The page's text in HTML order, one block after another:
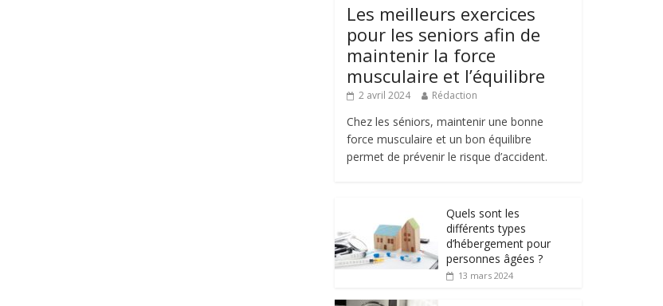
Les meilleurs exercices
pour les seniors afin de
maintenir la force
musculaire et l’équilibre
2 avril 2024 Rédaction
Chez les séniors, maintenir une bonne
force musculaire et un bon équilibre
permet de prévenir le risque d’accident.
Quels sont les
différents types
d’hébergement pour
personnes âgées ?
13 mars 2024